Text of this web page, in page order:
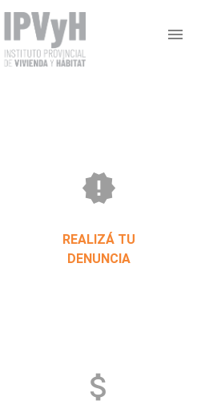
menu
new_releases
REALIZÁ TU
DENUNCIA
attach_money